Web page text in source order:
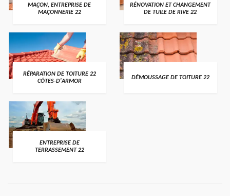
MAÇON, ENTREPRISE DE
MAÇONNERIE 22
RÉNOVATION ET CHANGEMENT
DE TUILE DE RIVE 22
RÉPARATION DE TOITURE 22
CÔTES-D'ARMOR
DÉMOUSSAGE DE TOITURE 22
ENTREPRISE DE
TERRASSEMENT 22